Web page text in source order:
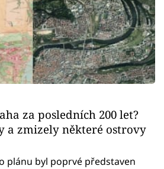
za posledních 200 let?
a zmizely některé ostrovy
plánu byl poprvé představen